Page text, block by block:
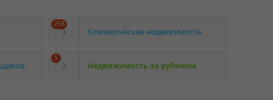
Коммерческая недвижимость
258
Недвижимость за рубежом
5